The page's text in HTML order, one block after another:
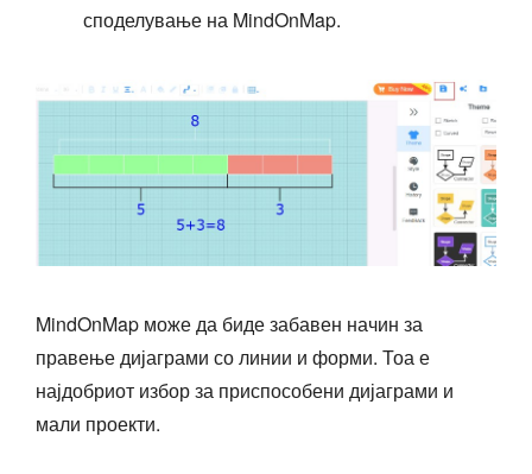
споделување на MindOnMap.
MindOnMap може да биде забавен начин за
правење дијаграми со линии и форми. Тоа е
најдобриот избор за приспособени дијаграми и
мали проекти.